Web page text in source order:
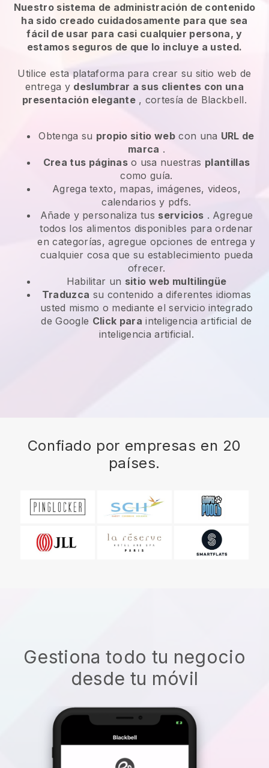
Nuestro sistema de administración de contenido
ha sido creado cuidadosamente para que sea
fácil de usar para casi cualquier persona, y
estamos seguros de que lo incluye a usted.
Utilice esta plataforma para crear su sitio web de
entrega y deslumbrar a sus clientes con una
presentación elegante, cortesía de Blackbell.
Obtenga su propio sitio webcon una URL de
marca .
Crea tus páginaso usa nuestras plantillas
como guía.
Agrega texto, mapas, imágenes, videos,
calendarios y pdfs.
Añade y personaliza tus servicios . Agregue
todos los alimentos disponibles para ordenar
en categorías, agregue opciones de entrega y
cualquier cosa que su establecimiento pueda
ofrecer.
Habilitar un sitio web multilingüe
Traduzca su contenido a diferentes idiomas
usted mismo o mediante el servicio integrado
de Google Click para inteligencia artificial de
inteligencia artificial.
Confiado por empresas en 20
países.
Gestiona todo tu negocio
desde tu móvil